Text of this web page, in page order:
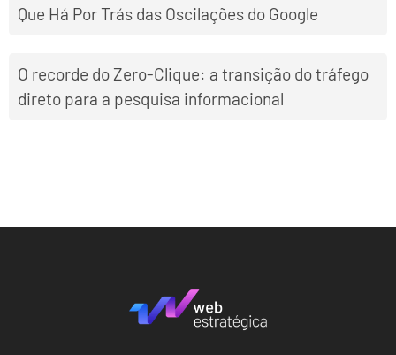
Que Há Por Trás das Oscilações do Google
O recorde do Zero-Clique: a transição do tráfego
direto para a pesquisa informacional